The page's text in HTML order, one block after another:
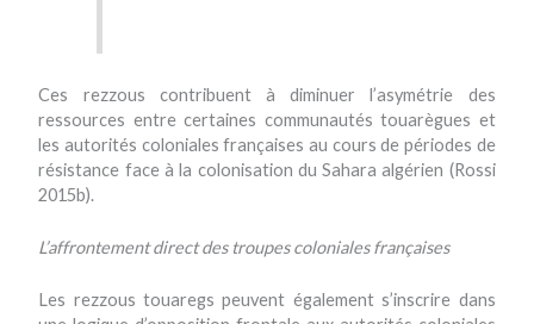
Ces rezzous contribuent à diminuer l’asymétrie des
ressources entre certaines communautés touarègues et
les autorités coloniales françaises au cours de périodes de
résistance face à la colonisation du Sahara algérien (Rossi
2015b).
L’affrontement direct des troupes coloniales françaises
Les rezzous touaregs peuvent également s’inscrire dans